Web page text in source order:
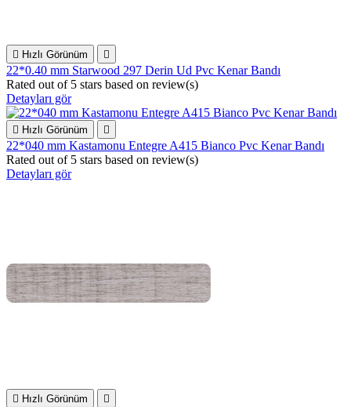
 Hızlı Görünüm 
22*0.40 mm Starwood 297 Derin Ud Pvc Kenar Bandı
Rated out of 5 stars based on review(s)
Detayları gör
 Hızlı Görünüm 
22*040 mm Kastamonu Entegre A415 Bianco Pvc Kenar Bandı
Rated out of 5 stars based on review(s)
Detayları gör
 Hızlı Görünüm 